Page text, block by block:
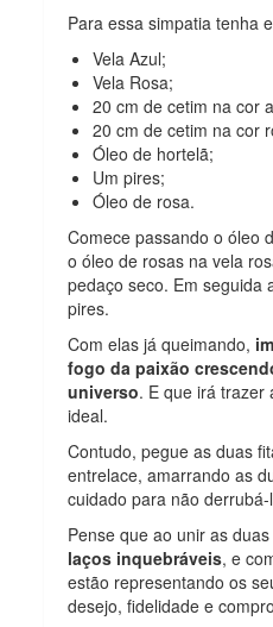
Para essa simpatia tenha
Vela Azul;
Vela Rosa;
20 cm de cetim na cor
20 cm de cetim na cor
Óleo de hortelã;
Um pires;
Óleo de rosa.
Comece passando o óleo
o óleo de rosas na vela
pedaço seco. Em seguida
pires.
Com elas já queimando,
fogo da paixão
universo. E que irá trazer
ideal.
Contudo, pegue as duas
entrelace, amarrando as
cuidado para não
Pense que ao unir as
laços inquebráveis, e
estão representando os
desejo, fidelidade e